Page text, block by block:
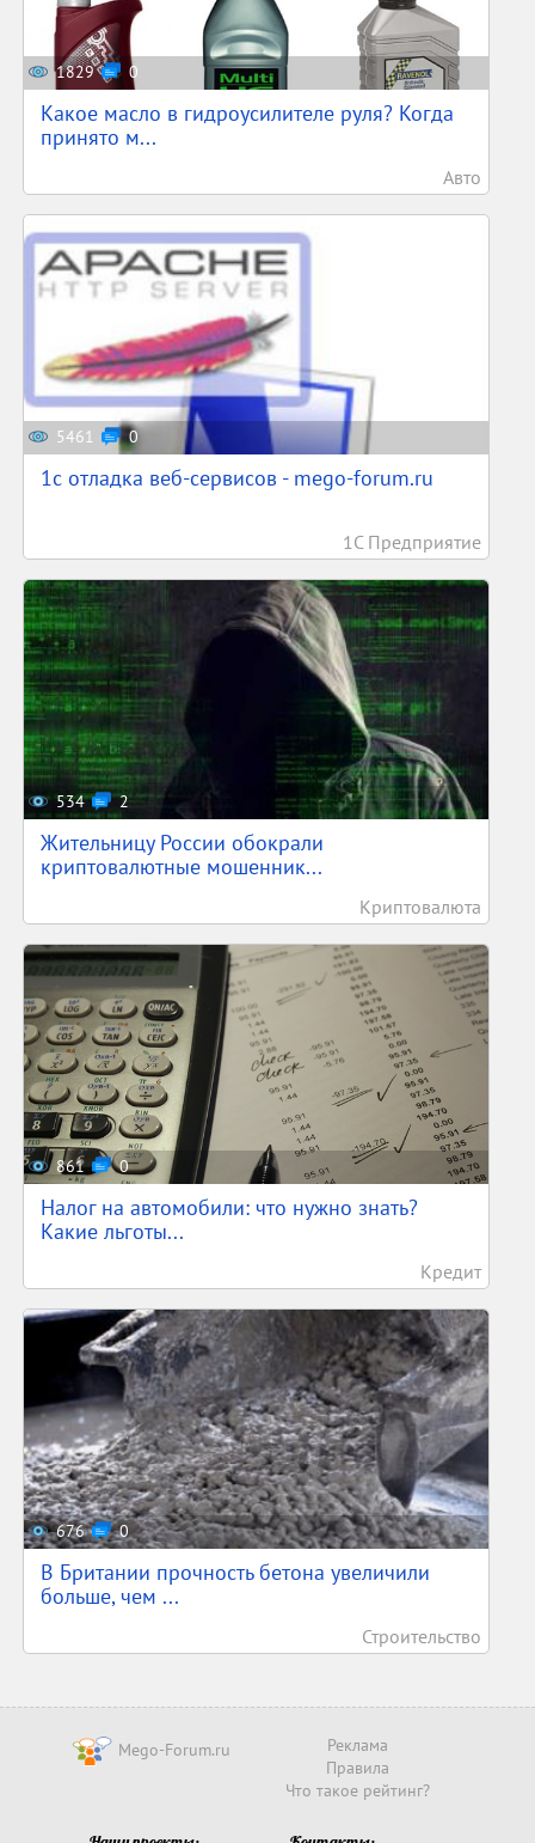
1829 0
Какое масло в гидроусилителе руля? Когда
принято м...
Авто
5461 0
1c отладка веб-сервисов - mego-forum.ru
1С Предприятие
534 2
Жительницу России обокрали
криптовалютные мошенник...
Криптовалюта
861 0
Налог на автомобили: что нужно знать?
Какие льготы...
Кредит
676 0
В Британии прочность бетона увеличили
больше, чем ...
Строительство
Mego-Forum.ru
Реклама
Правила
Что такое рейтинг?